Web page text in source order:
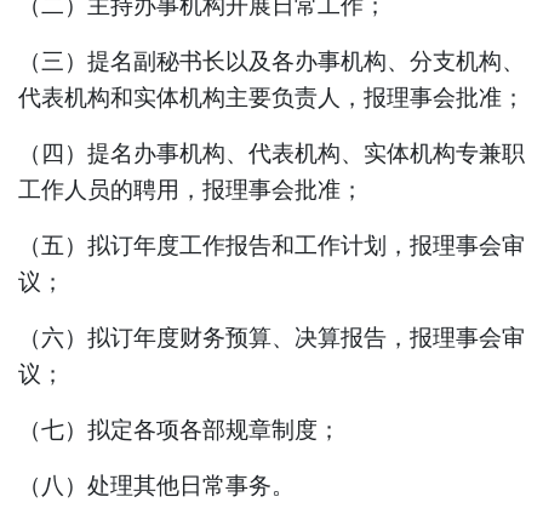
（三 ）提名副秘书长以及各办事机构、分支机构、
代表机构和实体机构主要负责人，报理事会批准；
（四）提名办事机构、代表机构、实体机构专兼职
工作人员的聘用，报理事会批准；
（五）拟订年度工作报告和工作计划，报理事会审
议；
（六）拟订年度财务预算、决算报告，报理事会审
议 ；
（七） 拟定各项各部规章制度 ；
（ 八 ）处理其他日常事务。